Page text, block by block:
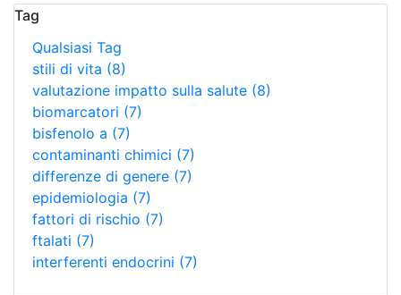
Tag
Qualsiasi Tag
stili di vita (8)
valutazione impatto sulla salute (8)
biomarcatori (7)
bisfenolo a (7)
contaminanti chimici (7)
differenze di genere (7)
epidemiologia (7)
fattori di rischio (7)
ftalati (7)
interferenti endocrini (7)